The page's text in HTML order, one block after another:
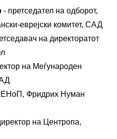
- претседател на одборот,
еврејски комитет, САД
на директоратот
на Меѓународен
Фридрих Нуман
на Центропа,